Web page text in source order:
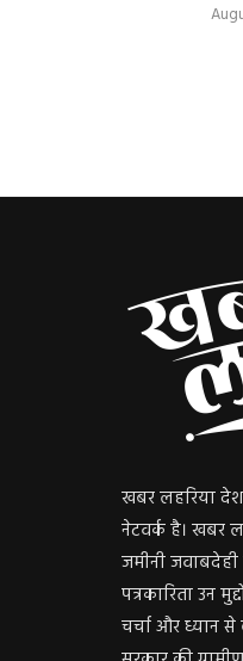
खबर लहरिया देश
नेटवर्क है। खबर
जमीनी
पत्रकारिता उन
चर्चा और ध्यान